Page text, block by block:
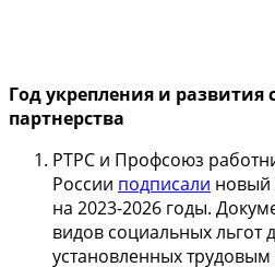
Год укрепления и развития
партнерства
РТРС и Профсоюз
России подписали новый
на 2023-2026 годы.
видов социальных льгот
установленных трудовым